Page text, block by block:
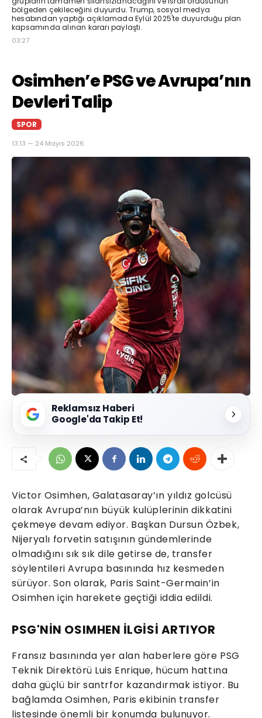
bölgeden çekileceğini duyurdu. Trump, sosyal medya
hesabından yaptığı açıklamada Eylül 2025'te duyurduğu plan
kapsamında alınan kararı paylaştı.
03:27